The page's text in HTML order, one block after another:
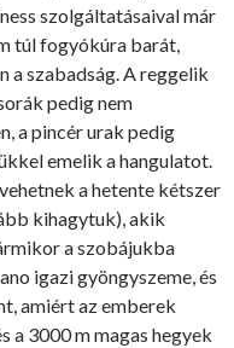
szolgáltatásaival már
túl fogyókúra barát,
a szabadság. A reggelik
pedig nem
a pincér urak pedig
emelik a hangulatot.
a hetente kétszer
kihagytuk), akik
a szobájukba
igazi gyöngyszeme, és
amiért az emberek
a 3000 m magas hegyek